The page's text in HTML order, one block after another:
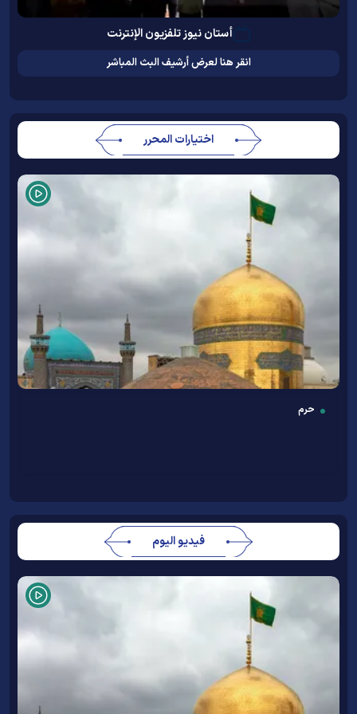
أستان نيوز تلفزيون الإنترنت
انقر هنا لعرض أرشيف البث المباشر
اختيارات المحرر
حرم
فيديو اليوم